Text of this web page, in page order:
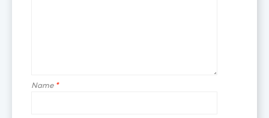
Name *